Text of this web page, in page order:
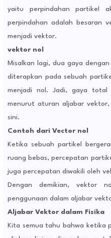
yaitu perpindahan partikel
perpindahan adalah besaran
menjadi vektor.
vektor nol
Misalkan lagi, dua gaya
diterapkan pada sebuah
menjadi nol. Jadi, gaya
menurut aturan aljabar
sini.
Contoh dari Vector nol
Ketika sebuah partikel
ruang bebas, percepatan
juga percepatan diwakili oleh
Dengan demikian, vektor
penggunaan dalam aljabar
Aljabar Vektor dalam Fisika
Kita semua tahu bahwa ketika